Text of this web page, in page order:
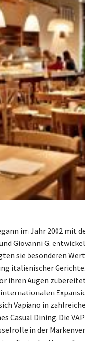
im Jahr 2002 mit
Giovanni G.
sie besonderen
italienischer
ihren Augen
Vapiano in
Casual Dining. Die
in der